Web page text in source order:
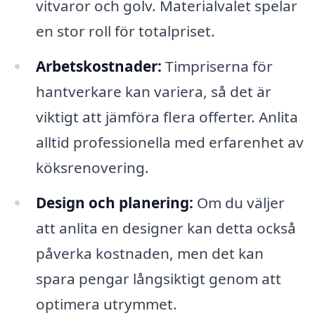
vitvaror och golv. Materialvalet spelar
en stor roll för totalpriset.
Arbetskostnader: Timpriserna för
hantverkare kan variera, så det är
viktigt att jämföra flera offerter. Anlita
alltid professionella med erfarenhet av
köksrenovering.
Design och planering: Om du väljer
att anlita en designer kan detta också
påverka kostnaden, men det kan
spara pengar långsiktigt genom att
optimera utrymmet.